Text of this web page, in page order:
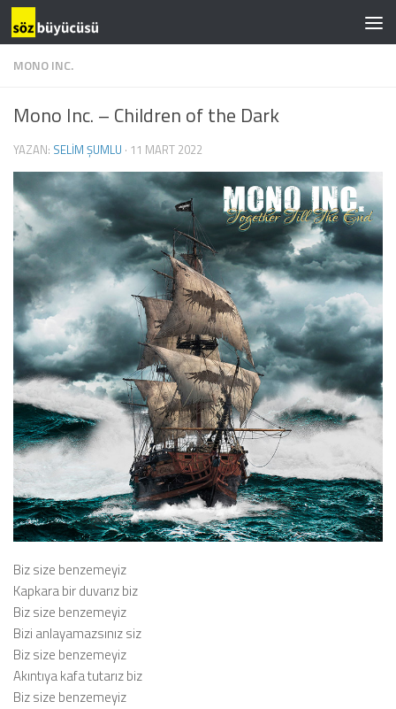
MONO INC.
Mono Inc. – Children of the Dark
YAZAN: SELIM ŞUMLU · 11 MART 2022
Biz size benzemeyiz
Kapkara bir duvarız biz
Biz size benzemeyiz
Bizi anlayamazsınız siz
Biz size benzemeyiz
Akıntıya kafa tutarız biz
Biz size benzemeyiz